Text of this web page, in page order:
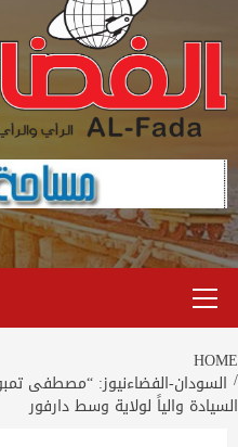
Menu
HOME
السودان-الفضاءنيوز: “مصطفى
السيادة والياً لولاية وسط دارفور